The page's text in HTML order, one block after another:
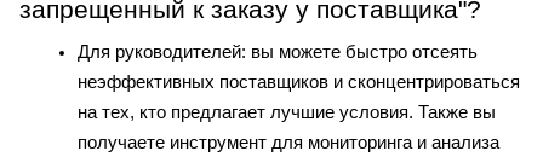
запрещенный к заказу у поставщика"?
Для руководителей: вы можете быстро отсеять
неэффективных поставщиков и сконцентрироваться
на тех, кто предлагает лучшие условия. Также вы
получаете инструмент для мониторинга и анализа